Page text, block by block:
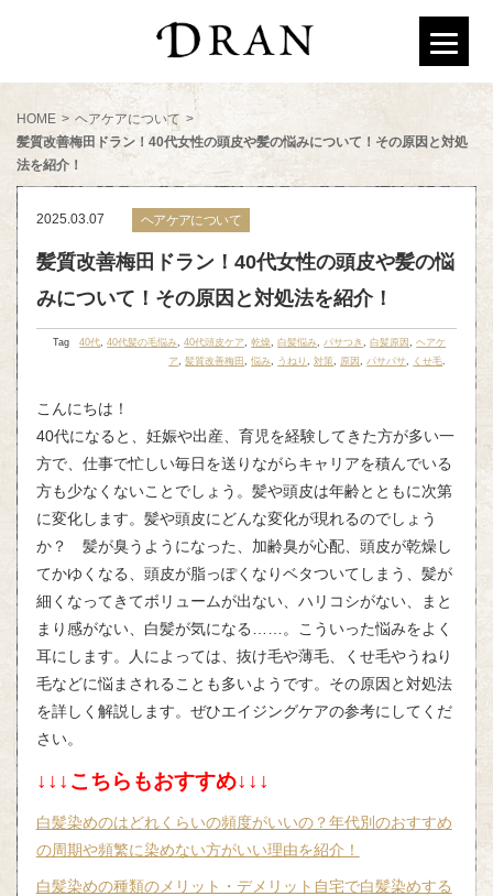
HOME > ヘアケアについて >
髪質改善梅田ドラン！40代女性の頭皮や髪の悩みについて！その原因と対処
法を紹介！
2025.03.07 ヘアケアについて
髪質改善梅田ドラン！40代女性の頭皮や髪の悩
みについて！その原因と対処法を紹介！
Tag40代 ,40代髪の毛悩み ,40代頭皮ケア ,乾燥 ,白髪悩み パサつき ,白髪原因 ,ヘアケ
ア
,髪質改善梅田 ,悩み うねり ,対策 原因 パサパサ くせ毛
こんにちは！
40代になると、妊娠や出産、育児を経験してきた方が多い一
方で、仕事で忙しい毎日を送りながらキャリアを積んでいる
方も少なくないことでしょう。髪や頭皮は年齢とともに次第
に変化します。髪や頭皮にどんな変化が現れるのでしょう
か？ 髪が臭うようになった、加齢臭が心配、頭皮が乾燥し
てかゆくなる、頭皮が脂っぽくなりベタついてしまう、髪が
細くなってきてボリュームが出ない、ハリコシがない、まと
まり感がない、白髪が気になる……。こういった悩みをよく
耳にします。人によっては、抜け毛や薄毛、くせ毛やうねり
毛などに悩まされることも多いようです。その原因と対処法
を詳しく解説します。ぜひエイジングケアの参考にしてくだ
さい。
↓↓↓こちらもおすすめ↓↓↓
白髪染めのはどれくらいの頻度がいいの？年代別のおすすめ
の周期や頻繁に染めない方がいい理由を紹介！
白髪染めの種類のメリット・デメリット自宅で白髪染めする